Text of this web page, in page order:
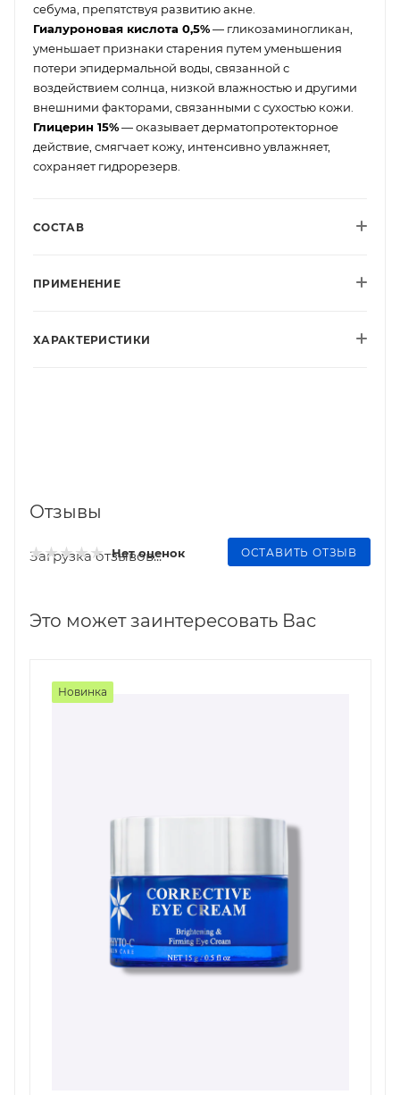
себума, препятствуя развитию акне.
Гиалуроновая кислота 0,5%— гликозаминогликан,
уменьшает признаки старения путем уменьшения
потери эпидермальной воды, связанной с
воздействием солнца, низкой влажностью и другими
внешними факторами, связанными с сухостью кожи.
Глицерин 15%— оказывает дерматопротекторное
действие, смягчает кожу, интенсивно увлажняет,
сохраняет гидрорезерв.
СОСТАВ
ПРИМЕНЕНИЕ
ХАРАКТЕРИСТИКИ
Отзывы
Нет оценок ОСТАВИТЬ ОТЗЫВ
Загрузка отзывов...
Это может заинтересовать Вас
Новинка